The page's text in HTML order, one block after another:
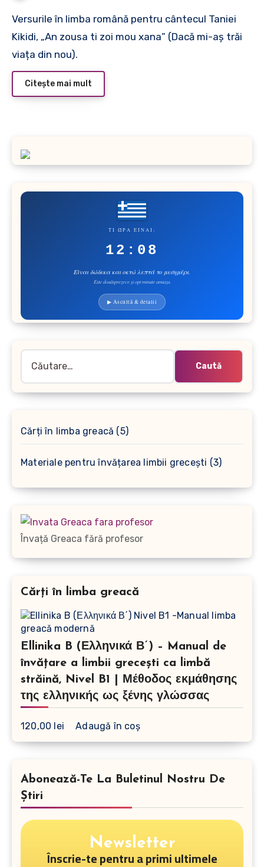
Versurile în limba română pentru cântecul Taniei
Kikidi, „An zousa ti zoi mou xana” (Dacă mi-aș trăi
viața din nou).
Citește mai mult
ΤΙ ΏΡΑ ΕΊΝΑΙ;
12:08
Είναι δώδεκα και οκτώ λεπτά το μεσημέρι.
Este douăsprezece și opt minute amiaza.
▶ Ascultă & detalii
după:
Cărți în limba greacă 55
produse
Materiale pentru învățarea limbii grecești
33
Învață Greaca fără profesor
Cărți în limba greacă
Ellinika B (Ελληνικά Β΄) – Manual de
învățare a limbii grecești ca limbă
străină, Nivel B1 | Μέθοδος εκμάθησης
της ελληνικής ως ξένης γλώσσας
120,00 lei Adaugă în coș
Abonează-Te La Buletinul Nostru De
Știri
Newsletter
Înscrie-te pentru a primi ultimele